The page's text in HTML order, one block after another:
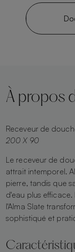
À propos
Receveur de
200 X 90
Le receveur de
attrait intemporel.
pierre, tandis que
d'eau plus
l'Alma Slate
sophistiqué et